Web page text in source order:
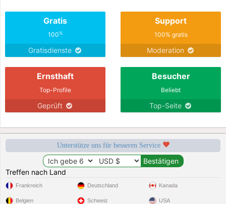
Gratis
100%
Gratisdienste
Support
100% gratis
Moderation
Ernsthaft
Top-Profile
Geprüft
Besucher
Beliebt
Top-Seite
Unterstütze uns für besseren Service
Treffen nach Land
Frankreich
Belgien
Deutschland
Schweiz
Kanada
USA